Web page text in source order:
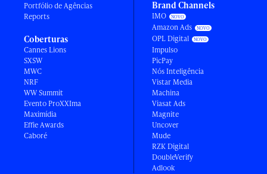
Portfólio de Agências
Reports
Coberturas
Cannes Lions
SXSW
MWC
NRF
WW Summit
Evento ProXXIma
Maximídia
Effie Awards
Caboré
Brand Channels
IMO
Amazon Ads
OPL Digital
Impulso
PicPay
Nós Inteligência
Vistar Media
Machina
Viasat Ads
Magnite
Uncover
Mude
RZK Digital
DoubleVerify
Adlook